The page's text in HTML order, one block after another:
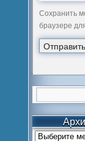
Сохранить
браузере